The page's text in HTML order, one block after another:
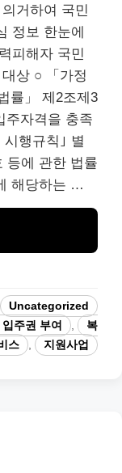
거하여 국민
정보 한눈에
피해자 국민
상 ○ 「가정
률」 제2조제3
주자격을 충족
행규칙｣ 별
등에 관한 법률
해당하는 …
카
테
고
리
Uncategorized
주권 부여
복
스 지원사업